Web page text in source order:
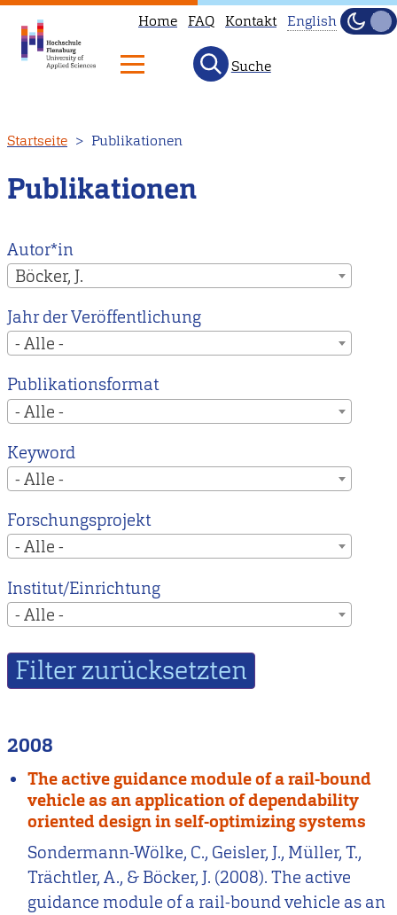
zum
Inhalt
Home FAQ Kontakt
to
our
main
instead.
English
Hell
Suche
Startseite Publikationen
Publikationen
Autor*in
Böcker, J.
Jahr der Veröffentlichung
- Alle -
Publikationsformat
- Alle -
Keyword
- Alle -
Forschungsprojekt
- Alle -
Institut/Einrichtung
- Alle -
2008
The active guidance module of a rail-bound
vehicle as an application of dependability
oriented design in self-optimizing systems
Sondermann-Wölke, C., Geisler, J., Müller, T.,
Trächtler, A., & Böcker, J. (2008). The active
guidance module of a rail-bound vehicle as an